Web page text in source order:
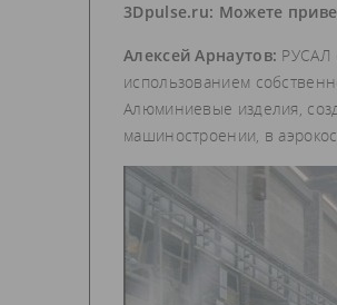
3Dpulse.ru: Можете
Алексей Арнаутов: РУСАЛ
использованием
Алюминиевые изделия,
машиностроении, в